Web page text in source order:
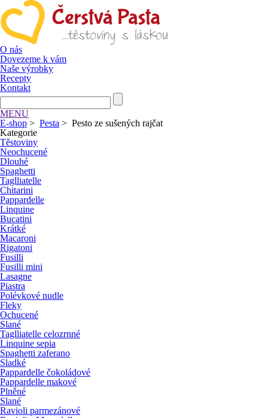
O nás
Dovezeme k vám
Naše výrobky
Recepty
Kontakt
MENU
E-shop > Pesta > Pesto ze sušených rajčat
Kategorie
Těstoviny
Neochucené
Dlouhé
Spaghetti
Taglliatelle
Chitarini
Pappardelle
Linquine
Bucatini
Krátké
Macaroni
Rigatoni
Fusilli
Fusilli mini
Lasagne
Piastra
Polévkové nudle
Fleky
Ochucené
Slané
Taglliatelle celozrnné
Linquine sepia
Spaghetti zaferano
Sladké
Pappardelle čokoládové
Pappardelle makové
Plněné
Slané
Ravioli parmezánové